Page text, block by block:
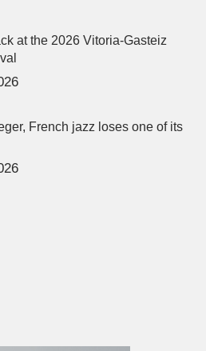
at the 2026 Vitoria-Gasteiz
French jazz loses one of its